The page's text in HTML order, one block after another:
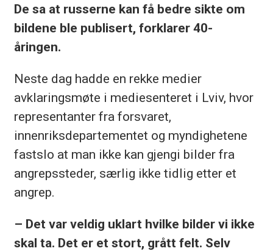
De sa at russerne kan få bedre sikte om
bildene ble publisert, forklarer 40-
åringen.
Neste dag hadde en rekke medier
avklaringsmøte i mediesenteret i Lviv, hvor
representanter fra forsvaret,
innenriksdepartementet og myndighetene
fastslo at man ikke kan gjengi bilder fra
angrepssteder, særlig ikke tidlig etter et
angrep.
– Det var veldig uklart hvilke bilder vi ikke
skal ta. Det er et stort, grått felt. Selv